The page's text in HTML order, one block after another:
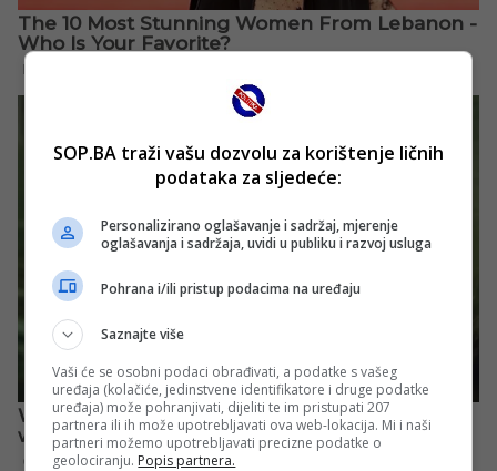
SOP.BA traži vašu dozvolu za korištenje ličnih
podataka za sljedeće:
Personalizirano oglašavanje i sadržaj, mjerenje
oglašavanja i sadržaja, uvidi u publiku i razvoj usluga
Pohrana i/ili pristup podacima na uređaju
Saznajte više
Vaši će se osobni podaci obrađivati, a podatke s vašeg
uređaja (kolačiće, jedinstvene identifikatore i druge podatke
uređaja) može pohranjivati, dijeliti te im pristupati 207
partnera ili ih može upotrebljavati ova web-lokacija. Mi i naši
partneri možemo upotrebljavati precizne podatke o
geolociranju. Popis partnera.